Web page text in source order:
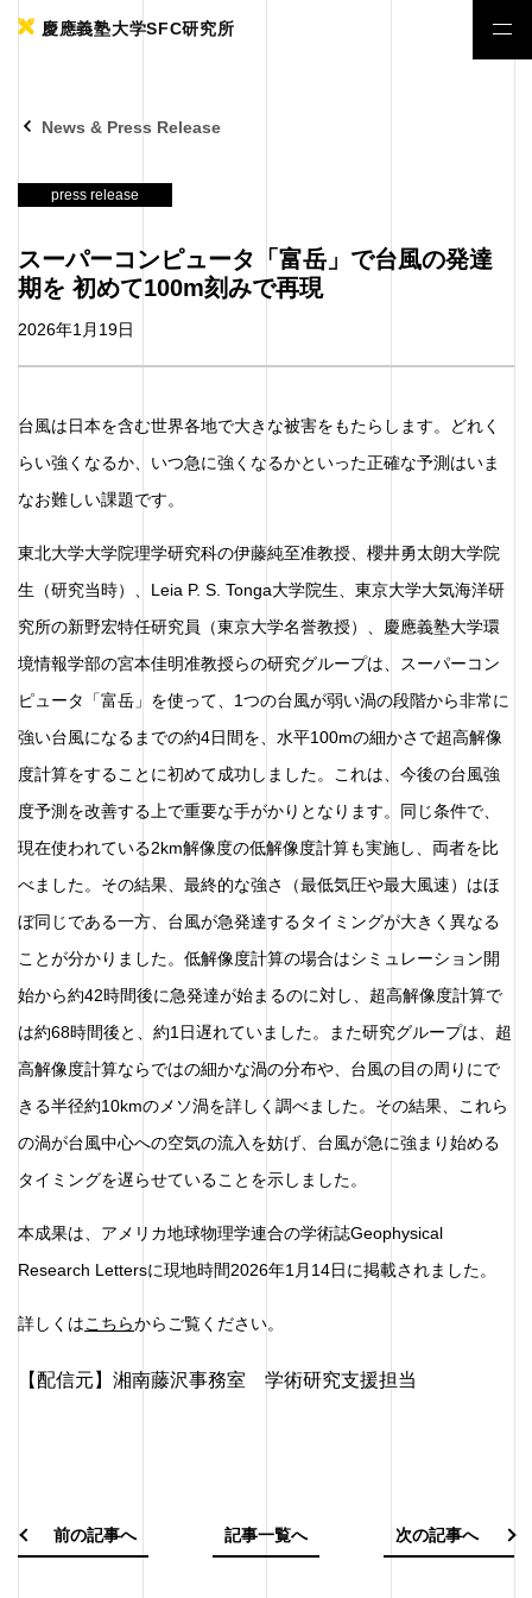
慶應義塾大学SFC研究所
News & Press Release
press release
スーパーコンピュータ「富岳」で台風の発達
期を 初めて100m刻みで再現
2026年1月19日
台風は日本を含む世界各地で大きな被害をもたらします。どれく
らい強くなるか、いつ急に強くなるかといった正確な予測はいま
なお難しい課題です。
東北大学大学院理学研究科の伊藤純至准教授、櫻井勇太朗大学院
生（研究当時）、Leia P. S. Tonga大学院生、東京大学大気海洋研
究所の新野宏特任研究員（東京大学名誉教授）、慶應義塾大学環
境情報学部の宮本佳明准教授らの研究グループは、スーパーコン
ピュータ「富岳」を使って、1つの台風が弱い渦の段階から非常に
強い台風になるまでの約4日間を、水平100mの細かさで超高解像
度計算をすることに初めて成功しました。これは、今後の台風強
度予測を改善する上で重要な手がかりとなります。同じ条件で、
現在使われている2km解像度の低解像度計算も実施し、両者を比
べました。その結果、最終的な強さ（最低気圧や最大風速）はほ
ぼ同じである一方、台風が急発達するタイミングが大きく異なる
ことが分かりました。低解像度計算の場合はシミュレーション開
始から約42時間後に急発達が始まるのに対し、超高解像度計算で
は約68時間後と、約1日遅れていました。また研究グループは、超
高解像度計算ならではの細かな渦の分布や、台風の目の周りにで
きる半径約10kmのメソ渦を詳しく調べました。その結果、これら
の渦が台風中心への空気の流入を妨げ、台風が急に強まり始める
タイミングを遅らせていることを示しました。
本成果は、アメリカ地球物理学連合の学術誌Geophysical
Research Lettersに現地時間2026年1月14日に掲載されました。
詳しくはこちらからご覧ください。
【配信元】湘南藤沢事務室 学術研究支援担当
前の記事へ 記事一覧へ 次の記事へ